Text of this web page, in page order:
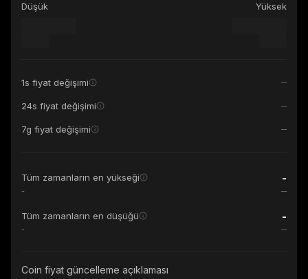
Düşük Yüksek
1s fiyat değişimi
24s fiyat değişimi
7g fiyat değişimi
Tüm zamanların en yükseği -
-
Tüm zamanların en düşüğü -
-
Coin fiyat güncelleme açıklaması